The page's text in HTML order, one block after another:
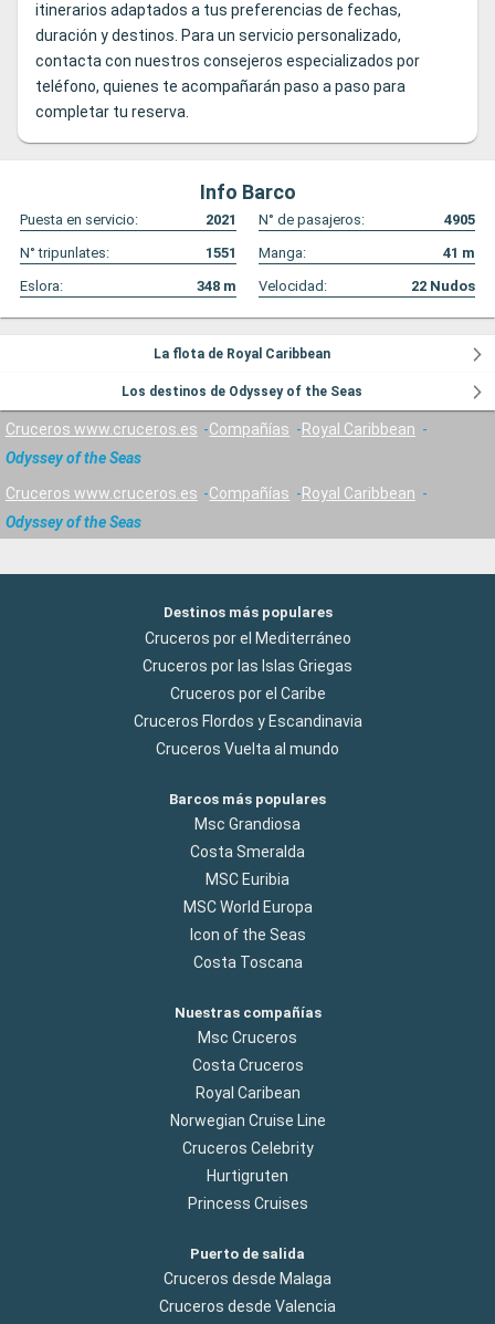
itinerarios adaptados a tus preferencias de fechas,
duración y destinos. Para un servicio personalizado,
contacta con nuestros consejeros especializados por
teléfono, quienes te acompañarán paso a paso para
completar tu reserva.
Info Barco
Puesta en servicio: 2021 N° de pasajeros:
4905
N° tripunlates:
1551 Manga: 41 m
Eslora:
348 m Velocidad: 22 Nudos
La flota de Royal Caribbean
Los destinos de Odyssey of the Seas
Cruceros www.cruceros.es Compañías
Royal Caribbean
Odyssey of the Seas
Cruceros www.cruceros.es Compañías
Royal Caribbean
Odyssey of the Seas
Destinos más populares
Cruceros por el Mediterráneo
Cruceros por las Islas Griegas
Cruceros por el Caribe
Cruceros Flordos y Escandinavia
Cruceros Vuelta al mundo
Barcos más populares
Msc Grandiosa
Costa Smeralda
MSC Euribia
MSC World Europa
Icon of the Seas
Costa Toscana
Nuestras compañías
Msc Cruceros
Costa Cruceros
Royal Caribean
Norwegian Cruise Line
Cruceros Celebrity
Hurtigruten
Princess Cruises
Puerto de salida
Cruceros desde Malaga
Cruceros desde Valencia